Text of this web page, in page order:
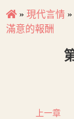
» 現代言情 »
滿意的報酬
上一章